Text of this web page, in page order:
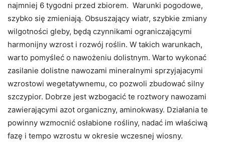
najmniej 6 tygodni przed zbiorem. Warunki pogodowe,
szybko się zmieniają. Obsuszający wiatr, szybkie zmiany
wilgotności gleby, będą czynnikami ograniczającymi
harmonijny wzrost i rozwój roślin. W takich warunkach,
warto pomyśleć o nawożeniu dolistnym. Warto wykonać
zasilanie dolistne nawozami mineralnymi sprzyjajacymi
wzrostowi wegetatywnemu, co pozwoli zbudować silny
szczypior. Dobrze jest wzbogacić te roztwory nawozami
zawierającymi azot organiczny, aminokwasy. Działania te
powinny wzmocnić osłabione rośliny, nadać im właściwą
fazę i tempo wzrostu w okresie wczesnej wiosny.